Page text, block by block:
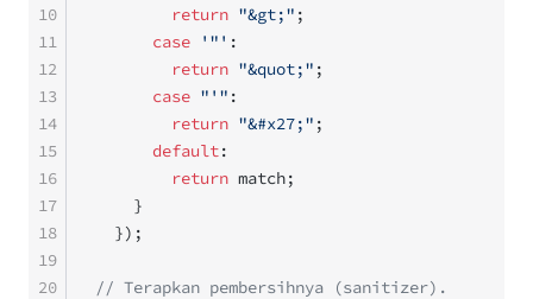
        return
"&gt;" ;
      case
'"' :
        return
"&quot;" ;
      case
"'" :
        return
"&#x27;" ;
      default
:
        return
match;
    }
  });
// Terapkan pembersihnya (sanitizer).
10
11
12
13
14
15
16
17
18
19
20